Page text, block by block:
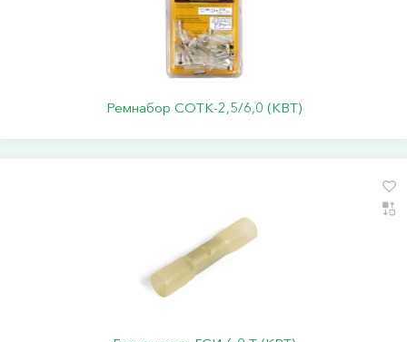
Ремнабор СОТК-2,5/6,0 (КВТ)